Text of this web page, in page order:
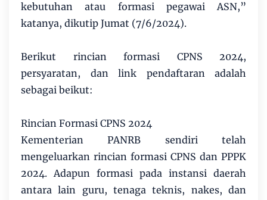
kebutuhan atau formasi pegawai ASN,”
katanya, dikutip Jumat (7/6/2024).
Berikut rincian formasi CPNS 2024,
persyaratan, dan link pendaftaran adalah
sebagai beikut:
Rincian Formasi CPNS 2024
Kementerian PANRB sendiri telah
mengeluarkan rincian formasi CPNS dan PPPK
2024. Adapun formasi pada instansi daerah
antara lain guru, tenaga teknis, nakes, dan